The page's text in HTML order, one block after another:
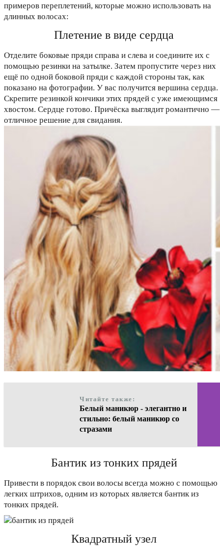
примеров переплетений, которые можно использовать на
длинных волосах:
Плетение в виде сердца
Отделите боковые пряди справа и слева и соедините их с
помощью резинки на затылке. Затем пропустите через них
ещё по одной боковой пряди с каждой стороны так, как
показано на фотографии. У вас получится вершина сердца.
Скрепите резинкой кончики этих прядей с уже имеющимся
хвостом. Сердце готово. Причёска выглядит романтично —
отличное решение для свидания.
Читайте также:
Белый маникюр - элегантно и
стильно: белый маникюр со
стразами
Бантик из тонких прядей
Привести в порядок свои волосы всегда можно с помощью
легких штрихов, одним из которых является бантик из
тонких прядей.
Квадратный узел